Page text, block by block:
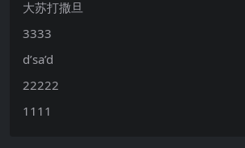
大苏打撒旦
3333
d’sa’d
22222
1111